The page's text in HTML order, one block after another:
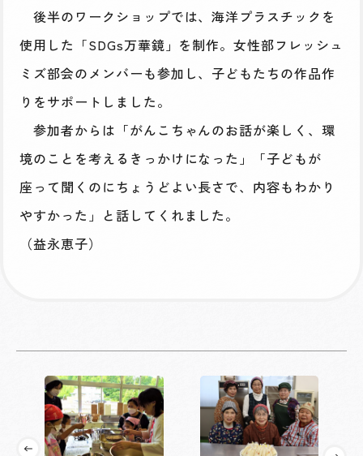
後半のワークショップでは、海洋プラスチックを
使用した「SDGs万華鏡」を制作。女性部フレッシュ
ミズ部会のメンバーも参加し、子どもたちの作品作
りをサポートしました。
参加者からは「がんこちゃんのお話が楽しく、環
境のことを考えるきっかけになった」「子どもが
座って聞くのにちょうどよい長さで、内容もわかり
やすかった」と話してくれました。
（益永恵子）